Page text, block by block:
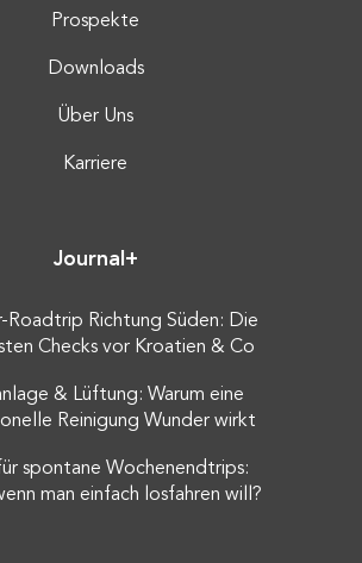
Prospekte
Downloads
Über Uns
Karriere
Journal+
Roadtrip Richtung Süden: Die
Checks vor Kroatien & Co
& Lüftung: Warum eine
Reinigung Wunder wirkt
spontane Wochenendtrips:
man einfach losfahren will?